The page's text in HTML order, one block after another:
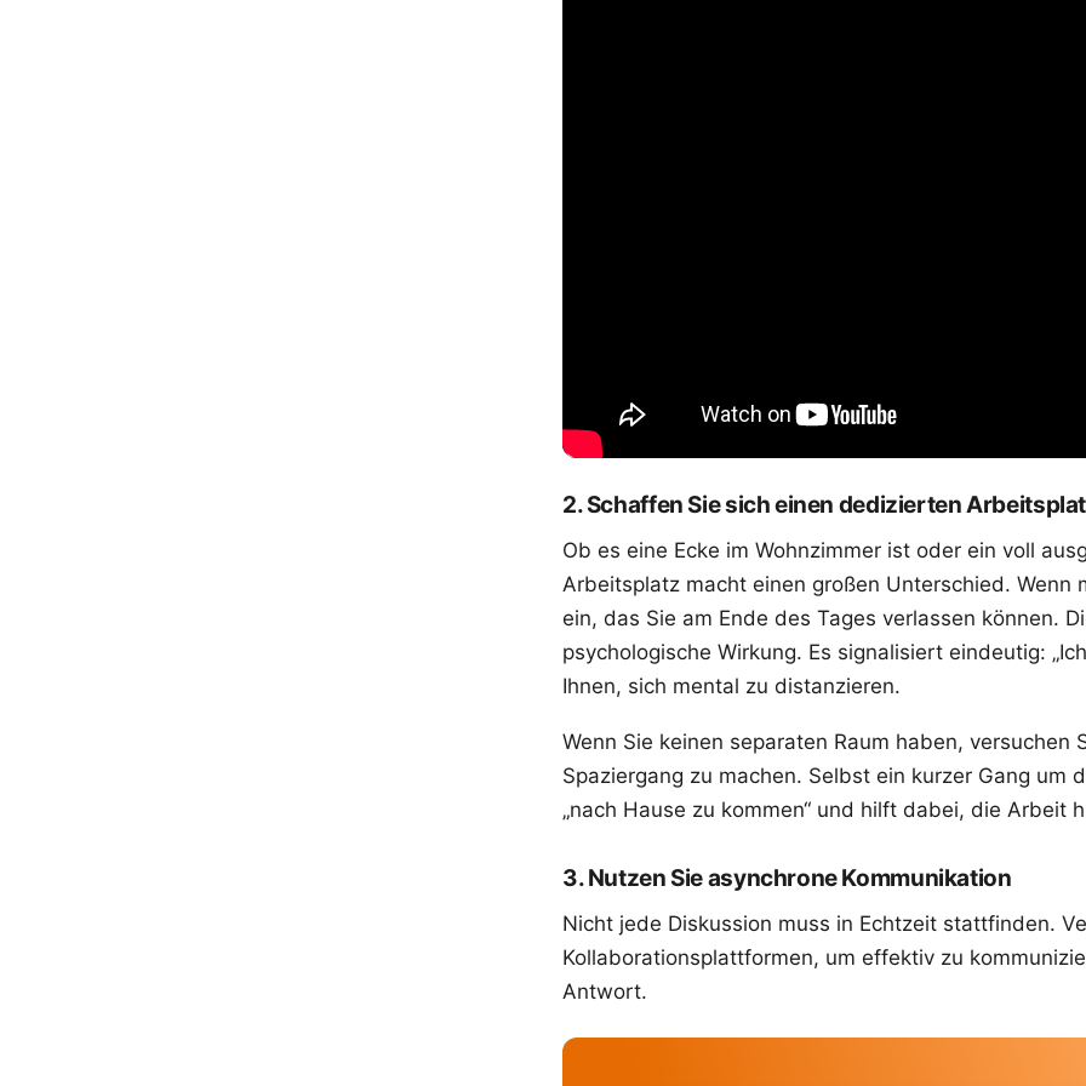
2. Schaffen Sie sich einen dedizierten
Ob es eine Ecke im Wohnzimmer ist oder ein voll
Arbeitsplatz macht einen großen Unterschied. Wenn
ein, das Sie am Ende des Tages verlassen können.
psychologische Wirkung. Es signalisiert eindeutig:
Ihnen, sich mental zu distanzieren.
Wenn Sie keinen separaten Raum haben, versuchen
Spaziergang zu machen. Selbst ein kurzer Gang um
„nach Hause zu kommen“ und hilft dabei, die Arbeit
3. Nutzen Sie asynchrone Kommunikation
Nicht jede Diskussion muss in Echtzeit stattfinden.
Kollaborationsplattformen, um effektiv zu
Antwort.